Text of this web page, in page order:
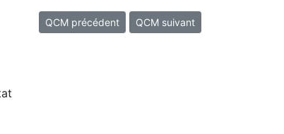
QCM précédent QCM suivant